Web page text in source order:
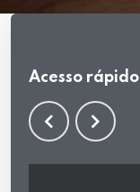
Acesso rápido